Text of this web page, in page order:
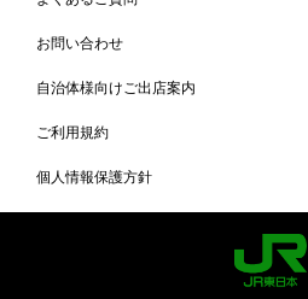
お問い合わせ
自治体様向けご出店案内
ご利用規約
個人情報保護方針